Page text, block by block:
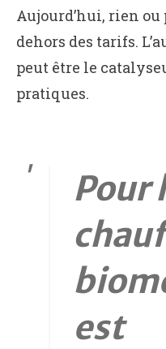
Aujourd’hui, rien ou
dehors des tarifs.
peut être le
pratiques.
Pour
est